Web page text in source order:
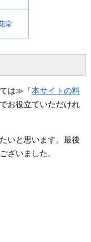
堂
は≫「 本サイトの料
お役立ていただけれ
いと思います。最後
ざいました。